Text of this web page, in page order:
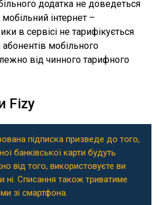
додатка не доведеться
інтернет –
в сервісі не тарифікується
мобільного
від чинного тарифного
Fizy
підписка призведе до того,
банківської карти будуть
від того, використовуєте ви
ні. Списання також триватиме
зі смартфона.